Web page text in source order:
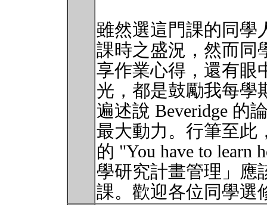
雖然選這門課的同學
課時之盛況，然而同
享作業心得，還有眼
光，都是鼓勵我每學
遍述說 Beveridge 的
最大動力。行筆至此
的 "You have to learn
學研究計畫管理」應
課。歡迎各位同學